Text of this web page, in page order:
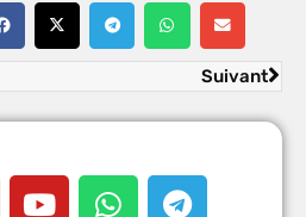
Suivant